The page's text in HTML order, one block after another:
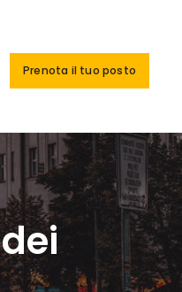
Prenota il tuo posto